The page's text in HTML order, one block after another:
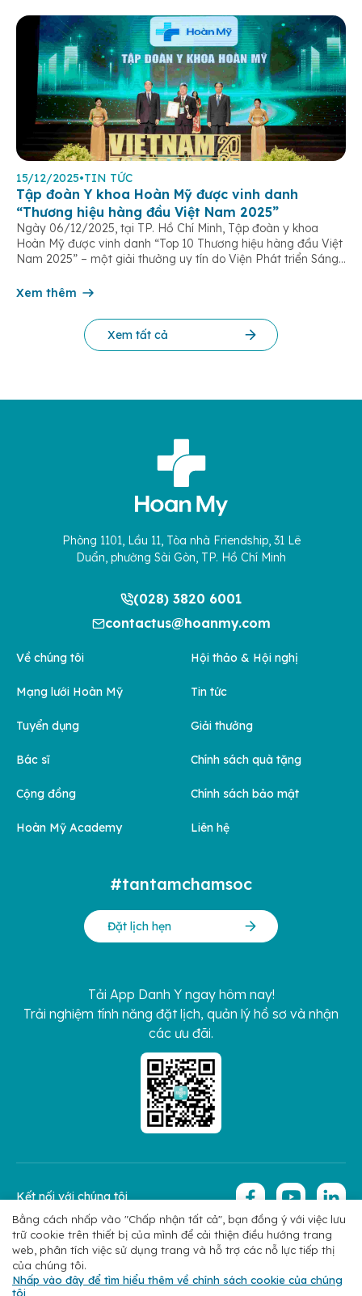
15/12/2025•TIN TỨC
Tập đoàn Y khoa Hoàn Mỹ được vinh danh
“Thương hiệu hàng đầu Việt Nam 2025”
Ngày 06/12/2025, tại TP. Hồ Chí Minh, Tập đoàn y khoa
Hoàn Mỹ được vinh danh “Top 10 Thương hiệu hàng đầu Việt
Nam 2025” – một giải thưởng uy tín do Viện Phát triển Sáng
cứu Phát triển Doanh nghiệp Châu Á […]
Xem thêm
Xem tất cả
Phòng 1101, Lầu 11, Tòa nhà Friendship, 31 Lê
Duẩn, phường Sài Gòn, TP. Hồ Chí Minh
(028) 3820 6001
contactus@hoanmy.com
Về chúng tôi
Mạng lưới Hoàn Mỹ
Tuyển dụng
Bác sĩ
Cộng đồng
Hoàn Mỹ Academy
Hội thảo & Hội nghị
Tin tức
Giải thưởng
Chính sách quà tặng
Chính sách bảo mật
Liên hệ
#tantamchamsoc
Đặt lịch hẹn
Tải App Danh Y ngay hôm nay!
Trải nghiệm tính năng đặt lịch, quản lý hồ sơ và nhận
các ưu đãi.
Chính sách bảo mật Copyright 2026 © Hoan My Corporation
Kết nối với chúng tôi
Bằng cách nhấp vào "Chấp nhận tất cả", bạn đồng ý với việc lưu
trữ cookie trên thiết bị của mình để cải thiện điều hướng trang
web, phân tích việc sử dụng trang và hỗ trợ các nỗ lực tiếp thị
của chúng tôi.
Nhấp vào đây để tìm hiểu thêm về chính sách cookie của chúng
tôi